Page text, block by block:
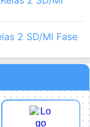
2 SD/MI Fase